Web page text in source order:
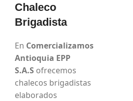
Chaleco
Brigadista
En Comercializamos
Antioquia EPP
S.A.S ofrecemos
chalecos brigadistas
elaborados